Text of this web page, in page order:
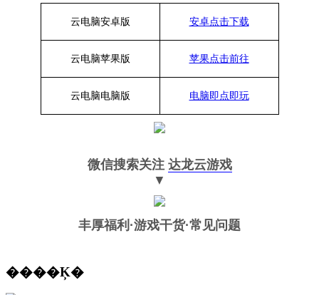
云电脑安卓版 安卓点击下载
云电脑苹果版 苹果点击前往
云电脑电脑版 电脑即点即玩
微信搜索关注 达龙云游戏
▼
丰厚福利 ·游戏干货·常见问题
����Ķ�